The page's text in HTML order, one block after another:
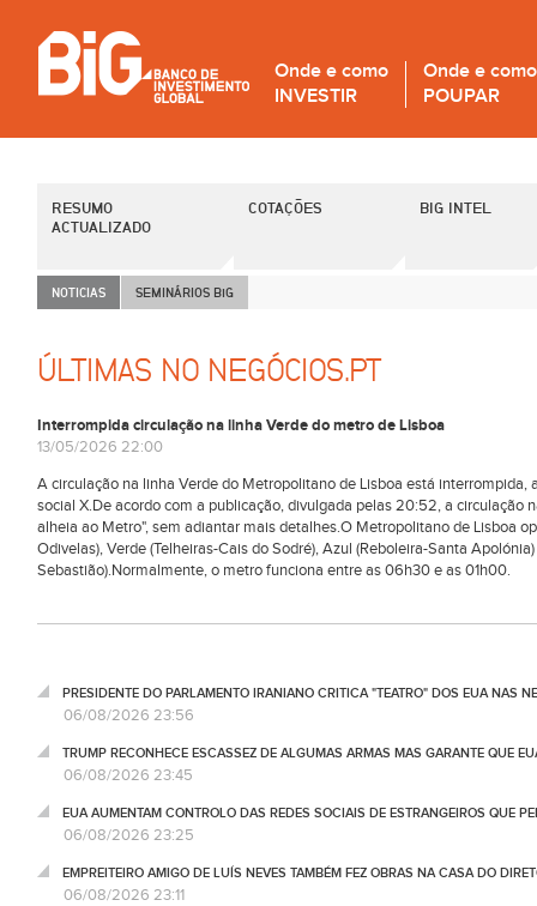
Onde e como
INVESTIR
Onde e como
POUPAR
RESUMO
ACTUALIZADO
COTAÇÕES BIG INTEL
NOTICIAS SEMINÁRIOS BiG
ÚLTIMAS NO NEGÓCIOS.PT
Interrompida circulação na linha Verde do metro de Lisboa
13/05/2026 22:00
A circulação na linha Verde do Metropolitano de Lisboa está
social X.De acordo com a publicação, divulgada pelas 20:52, a circulação
alheia ao Metro", sem adiantar mais detalhes.O Metropolitano de Lisboa
Odivelas), Verde (Telheiras-Cais do Sodré), Azul (Reboleira-Santa
Sebastião).Normalmente, o metro funciona entre as 06h30 e as 01h00.
PRESIDENTE DO PARLAMENTO IRANIANO CRITICA "TEATRO" DOS EUA NAS
06/08/2026 23:56
TRUMP RECONHECE ESCASSEZ DE ALGUMAS ARMAS MAS GARANTE QUE
06/08/2026 23:45
EUA AUMENTAM CONTROLO DAS REDES SOCIAIS DE ESTRANGEIROS QUE
06/08/2026 23:25
EMPREITEIRO AMIGO DE LUÍS NEVES TAMBÉM FEZ OBRAS NA CASA DO
06/08/2026 23:11